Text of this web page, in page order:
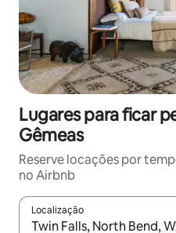
Lugares para ficar
Gêmeas
Reserve locações por
no Airbnb
Localização
Quando os resultados